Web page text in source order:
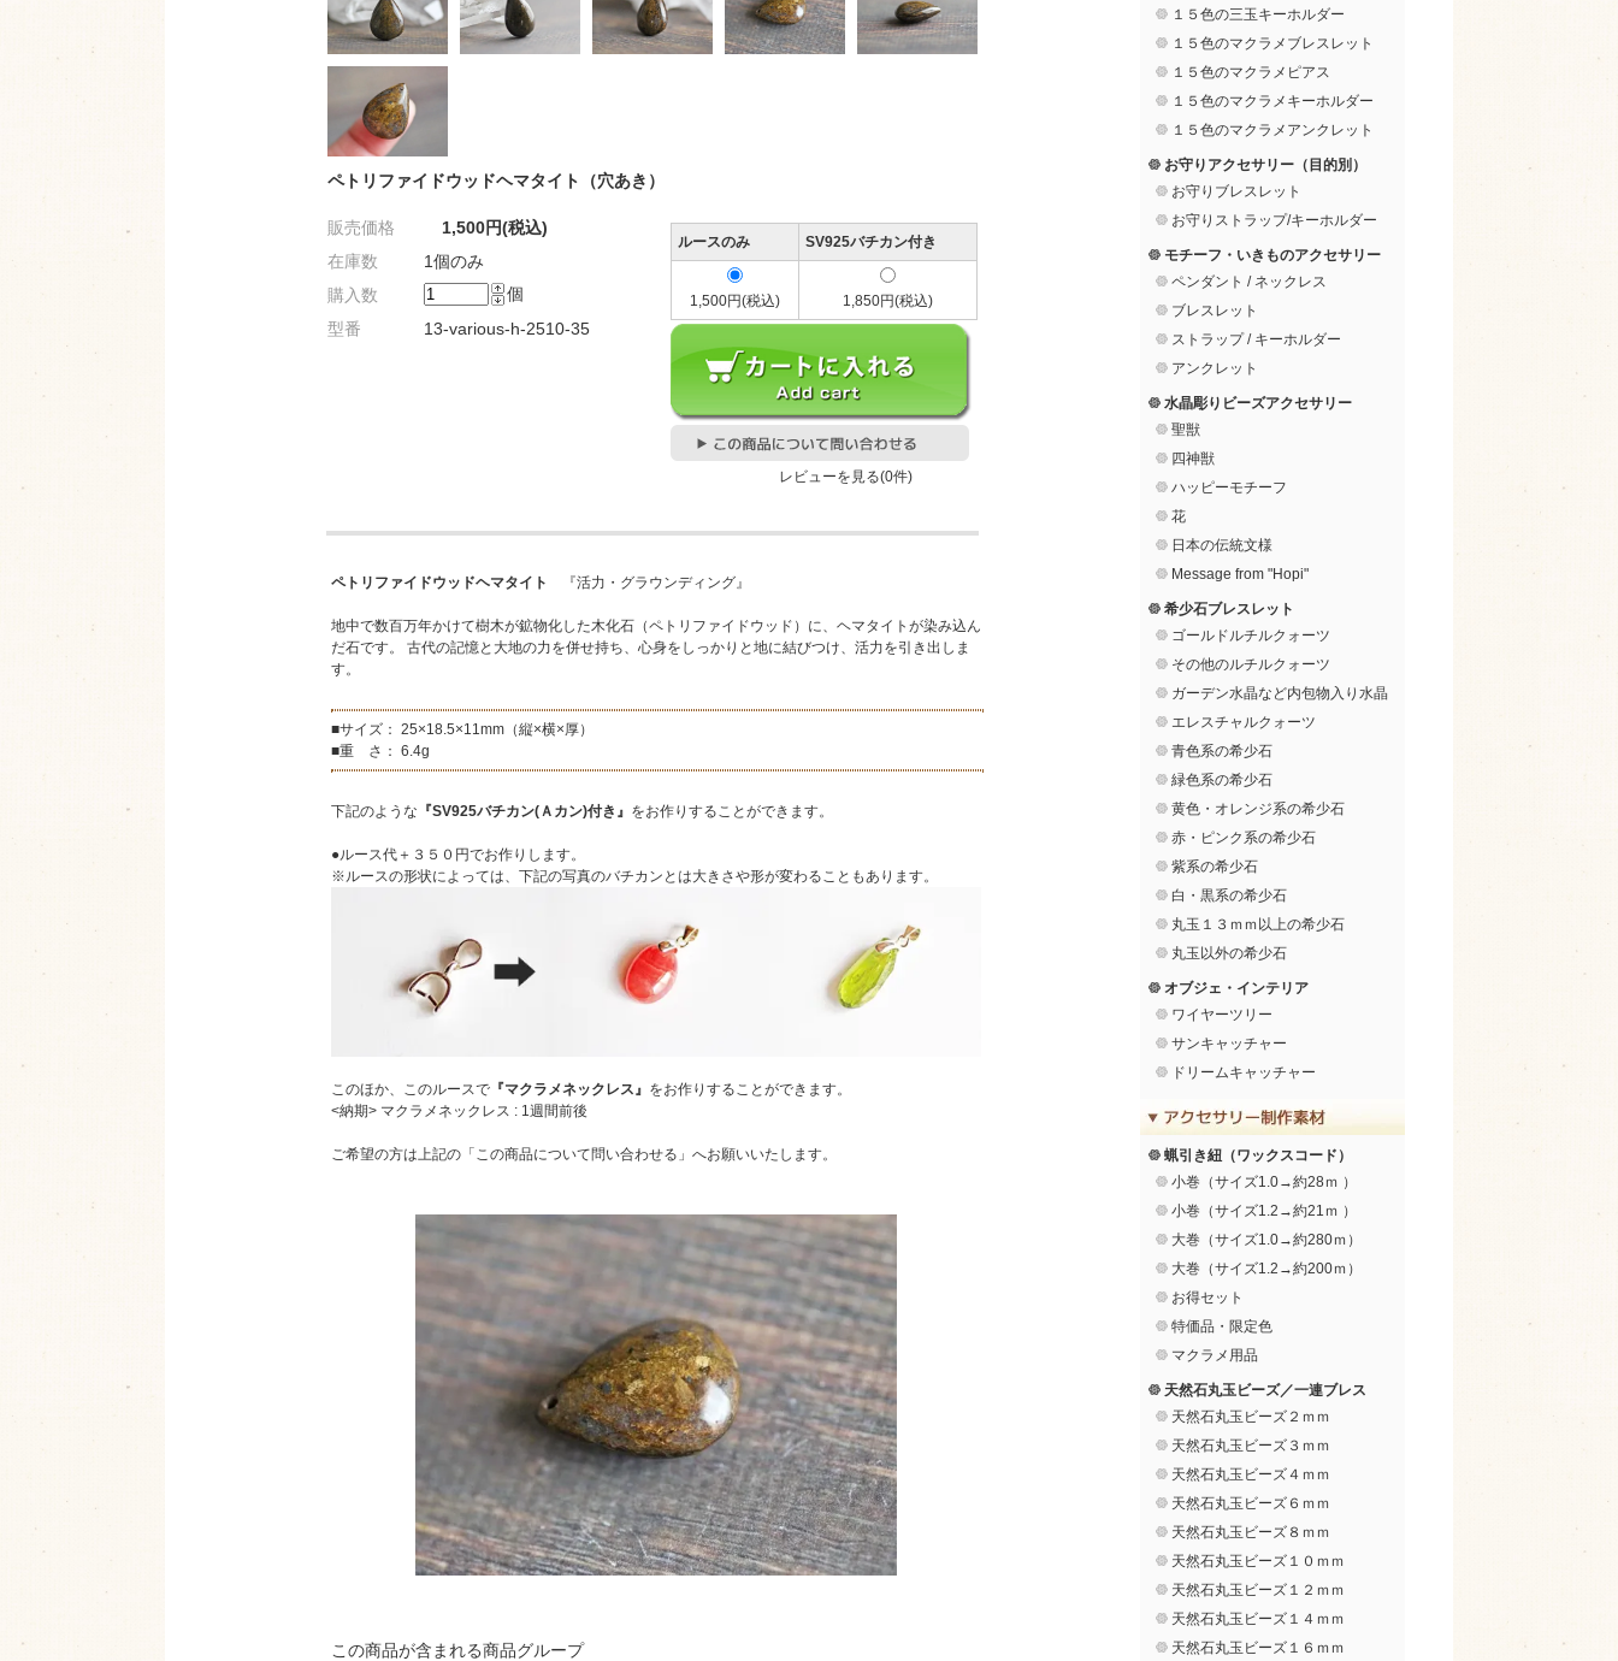
ペトリファイドウッドヘマタイト（穴あき）
販売価格
1,500円(税込)
在庫数
1個のみ
購入数
個
型番
13-various-h-2510-35
ルースのみ SV925バチカン付き
1,500円(税込) 1,850円(税込)
レビューを見る(0件)
ペトリファイドウッドヘマタイト 『活力・グラウンディング』
地中で数百万年かけて樹木が鉱物化した木化石（ペトリファイドウッド）に、ヘマタイトが染み込ん
だ石です。 古代の記憶と大地の力を併せ持ち、心身をしっかりと地に結びつけ、活力を引き出しま
す。
■サイズ： 25×18.5×11mm（縦×横×厚）
■重 さ： 6.4g
下記のような 『SV925バチカン(Ａカン)付き』 をお作りすることができます。
●ルース代＋３５０円でお作りします。
※ルースの形状によっては、下記の写真のバチカンとは大きさや形が変わることもあります。
このほか、このルースで『マクラメネックレス』 をお作りすることができます。
<納期> マクラメネックレス : 1週間前後
ご希望の方は上記の「この商品について問い合わせる」へお願いいたします。
この商品が含まれる商品グループ
１５色の三玉キーホルダー
１５色のマクラメブレスレット
１５色のマクラメピアス
１５色のマクラメキーホルダー
１５色のマクラメアンクレット
お守りアクセサリー（目的別）
お守りブレスレット
お守りストラップ/キーホルダー
モチーフ・いきものアクセサリー
ペンダント / ネックレス
ブレスレット
ストラップ / キーホルダー
アンクレット
水晶彫りビーズアクセサリー
聖獣
四神獣
ハッピーモチーフ
花
日本の伝統文様
Message from "Hopi"
希少石ブレスレット
ゴールドルチルクォーツ
その他のルチルクォーツ
ガーデン水晶など内包物入り水晶
エレスチャルクォーツ
青色系の希少石
緑色系の希少石
黄色・オレンジ系の希少石
赤・ピンク系の希少石
紫系の希少石
白・黒系の希少石
丸玉１３ｍｍ以上の希少石
丸玉以外の希少石
オブジェ・インテリア
ワイヤーツリー
サンキャッチャー
ドリームキャッチャー
蝋引き紐（ワックスコード）
小巻（サイズ1.0→約28ｍ ）
小巻（サイズ1.2→約21ｍ ）
大巻（サイズ1.0→約280ｍ）
大巻（サイズ1.2→約200ｍ）
お得セット
特価品・限定色
マクラメ用品
天然石丸玉ビーズ／一連ブレス
天然石丸玉ビーズ２ｍｍ
天然石丸玉ビーズ３ｍｍ
天然石丸玉ビーズ４ｍｍ
天然石丸玉ビーズ６ｍｍ
天然石丸玉ビーズ８ｍｍ
天然石丸玉ビーズ１０ｍｍ
天然石丸玉ビーズ１２ｍｍ
天然石丸玉ビーズ１４ｍｍ
天然石丸玉ビーズ１６ｍｍ